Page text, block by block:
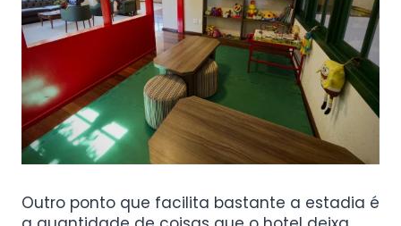
Outro ponto que facilita bastante a estadia é